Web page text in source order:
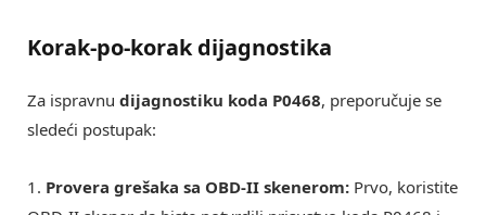
Korak-po-korak dijagnostika
Za ispravnu dijagnostiku koda P0468, preporučuje se
sledeći postupak:
1. Provera grešaka sa OBD-II skenerom: Prvo, koristite